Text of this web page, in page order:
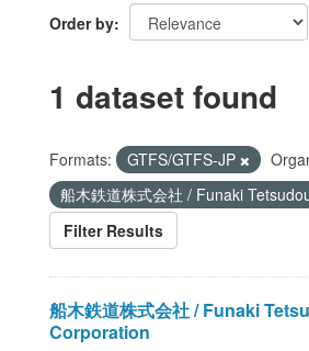
Order by
1 dataset found
Formats: GTFS/GTFS-JP
船木鉄道株式会社 / Funaki
Filter Results
船木鉄道株式会社 / Funaki
Corporation